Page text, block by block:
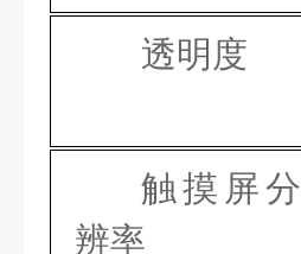
透明度
触摸屏分
辨率